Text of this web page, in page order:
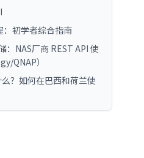
初学者综合指南
：NAS厂商 REST API 使
QNAP）
？如何在巴西和荷兰使